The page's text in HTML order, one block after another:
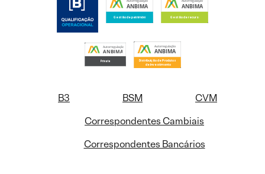
B3 BSM
CVM
Correspondentes Cambiais
Correspondentes Bancários